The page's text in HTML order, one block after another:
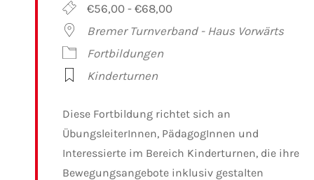
€56,00 - €68,00
Bremer Turnverband - Haus Vorwärts
Fortbildungen
Kinderturnen
Diese Fortbildung richtet sich an
ÜbungsleiterInnen, PädagogInnen und
Interessierte im Bereich Kinderturnen, die ihre
Bewegungsangebote inklusiv gestalten